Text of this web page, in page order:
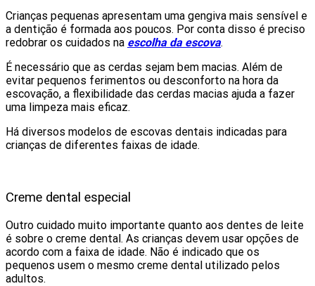
Crianças pequenas apresentam uma gengiva mais sensível e
a dentição é formada aos poucos. Por conta disso é preciso
redobrar os cuidados na escolha da escova.
É necessário que as cerdas sejam bem macias. Além de
evitar pequenos ferimentos ou desconforto na hora da
escovação, a flexibilidade das cerdas macias ajuda a fazer
uma limpeza mais eficaz.
Há diversos modelos de escovas dentais indicadas para
crianças de diferentes faixas de idade.
Creme dental especial
Outro cuidado muito importante quanto aos dentes de leite
é sobre o creme dental. As crianças devem usar opções de
acordo com a faixa de idade. Não é indicado que os
pequenos usem o mesmo creme dental utilizado pelos
adultos.